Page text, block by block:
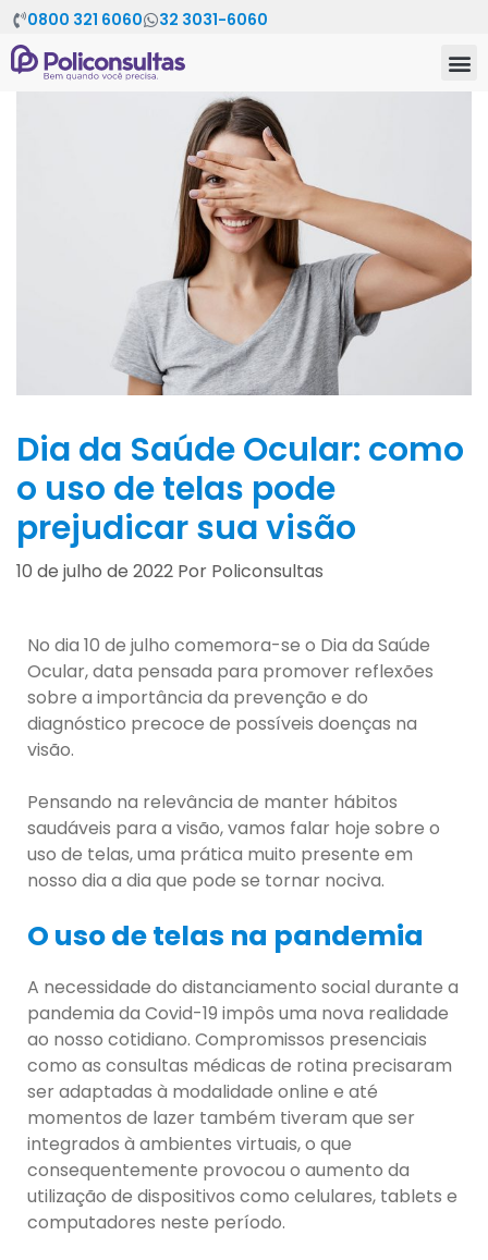
0800 321 6060 32 3031-6060
Dia da Saúde Ocular: como
o uso de telas pode
prejudicar sua visão
10 de julho de 2022 Por Policonsultas
No dia 10 de julho comemora-se o Dia da Saúde
Ocular, data pensada para promover reflexões
sobre a importância da prevenção e do
diagnóstico precoce de possíveis doenças na
visão.
Pensando na relevância de manter hábitos
saudáveis para a visão, vamos falar hoje sobre o
uso de telas, uma prática muito presente em
nosso dia a dia que pode se tornar nociva.
O uso de telas na pandemia
A necessidade do distanciamento social durante a
pandemia da Covid-19 impôs uma nova realidade
ao nosso cotidiano. Compromissos presenciais
como as consultas médicas de rotina precisaram
ser adaptadas à modalidade online e até
momentos de lazer também tiveram que ser
integrados à ambientes virtuais, o que
consequentemente provocou o aumento da
utilização de dispositivos como celulares, tablets e
computadores neste período.